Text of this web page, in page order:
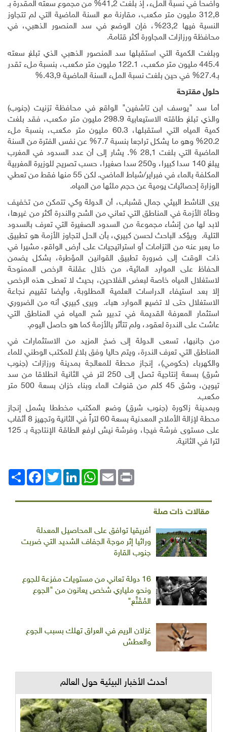
واضحا في نسبة الملء، إذ بلغت 41,2% من مجموع سعته المقدرة بـ
312,8 مليون متر مكعب، مقارنة مع السنة الماضية التي لم تتجاوز
النسبة فيها 23,2%، فإن الوضع في سد المنصور الذهبي، في
محافظة ورزازات المجاورة أكثر قتامة.
وبلغت الكمية التي استقبلها سد المنصور الذهبي الذي تبلغ سعته
445.4 مليون متر مكعب، 122.1 مليون متر مكعب، بنسبة ملء تقدر
بـ27.4% في حين بلغت نسبة الملء السنة الماضية 43,9
%.
حلول مقترحة
أما سد "يوسف ابن تاشفين" الواقع في محافظة تزنيت (جنوب)
والذي تبلغ طاقته الاستيعابية 298.9 مليون متر مكعب، فقد بلغت
كمية المياه التي استقبلها، 60.3 مليون متر مكعب، بنسبة ملء
20.2% وهو ما يشكل تراجعا بنسبة 7.7% عن نفس الفترة من السنة
الماضية التي بلغت 28,1 %. يشار إلى أن عدد السدود في المغرب
يبلغ 140 سدا كبيرا، و250 سدا صغيرا، حسب تصريح للوزيرة المغربية
المكلفة بالماء في فبراير/شباط الماضي. لكن 55 منها فقط من تعطي
الوزارة إحصائيات يومية عن حجم ملئها من المياه.
يرى الناشط البيئي جمال قشباب، أن الدولة وكي تتمكن من تخفيف
وطأة الأزمة في المناطق التي تعاني من الشح والندرة أكثر من غيرها،
لابد لها من إنشاء مجموعة من السدود الصغيرة التي تعرف بالسدود
التلية. ويؤكد الباحث لحسن كبيري، بأن الحل لتجاوز الأزمة هو تطبيق
ما يعبر عنه من التزامات أو استراتيجيات على أرض الواقع، مشيرا في
ذات الوقت إلى ضرورة تطبيق القوانين المؤطرة، بشكل يضمن
الحفاظ على الموارد المائية، من خلال عقلنة الرخص الممنوحة
لاستغلال المياه خاصة لبعض الفلاحين، بحيث لا تعطى هذه الرخص
إلا بعد استيفاء الدراسات العلمية المطلوبة، وأيضا تقييم نجاعة
الاستغلال حتى لا تضيع الموارد هباء. ويرى كبيري أنه من الضروري
استثمار المعرفة القديمة في تدبير شح المياه في المناطق التي
عاشت على الندرة لعقود، ولم تتأثر بالأزمة كما هو حاصل اليوم.
من جانبها، تسعى الدولة إلى ضخ المزيد من الاستثمارات في
المناطق التي تعرف الندرة، ويتم حاليا وفق بلاغ للمكتب الوطني للماء
والكهرباء (حكومي)، إنجاز محطة للمعالجة بمدينة ورزازات (جنوب
شرق) بسعة إنتاجية تصل إلى 250 لتر في الثانية انطلاقا من سد
تيوين، وشق 45 كلم من قنوات الماء وبناء خزان بسعة 500 متر
مكعب.
وبمدينة زاكورة (جنوب شرق) وضع المكتب مخططا يشمل إنجاز
محطة لإزالة الأملاح المعدنية بسعة 60 لتراً في الثانية وتجهيز 8 أثقاب
على مستوى فرشة فيجا، وفرشة نيش لرفع الطاقة الإنتاجية بـ 125
لترا في الثانية.
انشر
FacebookTwitterLinkedIn
WhatsAppEmail Print
مقالات ذات صلة
أفريقيا توافق على المحاصيل المعدلة
وراثيا إثر موجة الجفاف الشديد التي ضربت
جنوب القارة
16 دولة تعاني من مستويات مفزعة للجوع
ونحو ملياري شخص يعانون من "الجوع
المُقَنَّع"
غزلان الريم في العراق تهلك بسبب الجوع
والعطش
أحدث الأخبار البيئية حول العالم